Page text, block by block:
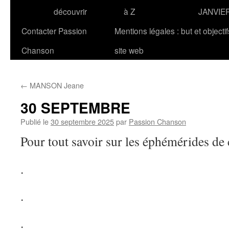
découvrir
à Z
Contacter Passion
Chanson
Mentions légales : but et
site web
← MANSON Jeane
30 SEPTEMBRE
Publié le30 septembre 2025par Passion Chanson
Pour tout savoir sur les éphémérides
.
.
.